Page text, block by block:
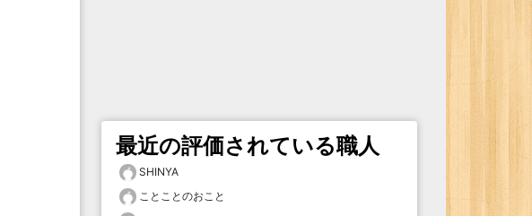
最近の評価されている職人
SHINYA
ことことのおこと